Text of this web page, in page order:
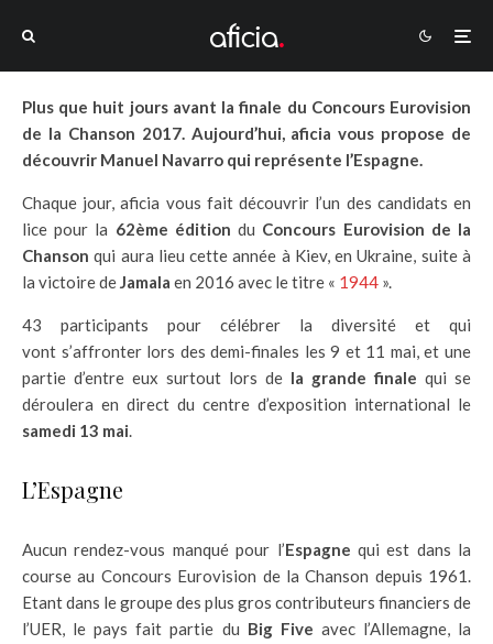
Plus que huit jours avant la finale du Concours Eurovision
de la Chanson 2017. Aujourd’hui, aficia vous propose de
découvrir Manuel Navarro qui représente l’Espagne.
Chaque jour, aficia vous fait découvrir l’un des candidats en
lice pour la 62ème édition du Concours Eurovision de la
Chanson qui aura lieu cette année à Kiev, en Ukraine, suite à
la victoire deJamala en 2016 avec le titre « 1944 ».
43 participants pour célébrer la diversité et qui
vont s’affronter lors des demi-finales les 9 et 11 mai, et une
partie d’entre eux surtout lors de la grande finale qui se
déroulera en direct du centre d’exposition international le
samedi 13 mai.
L’Espagne
Aucun rendez-vous manqué pour l’Espagne qui est dans la
course au Concours Eurovision de la Chanson depuis 1961.
Etant dans le groupe des plus gros contributeurs financiers de
l’UER, le pays fait partie du Big Five avec l’Allemagne, la